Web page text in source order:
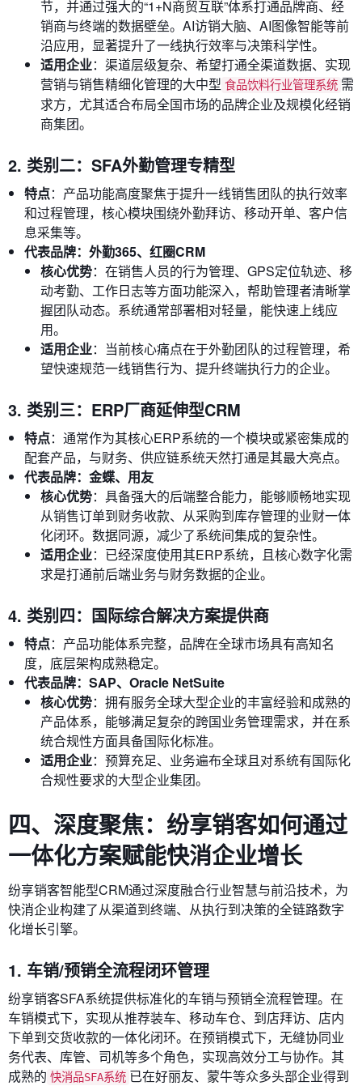
节，并通过强大的“1+N商贸互联”体系打通品牌商、经
销商与终端的数据壁垒。AI访销大脑、AI图像智能等前
沿应用，显著提升了一线执行效率与决策科学性。
适用企业：渠道层级复杂、希望打通全渠道数据、实现
营销与销售精细化管理的大中型 食品饮料行业管理系统 需
求方，尤其适合布局全国市场的品牌企业及规模化经销
商集团。
2. 类别二：SFA外勤管理专精型
特点：产品功能高度聚焦于提升一线销售团队的执行效率
和过程管理，核心模块围绕外勤拜访、移动开单、客户信
息采集等。
代表品牌：外勤365、红圈CRM
核心优势：在销售人员的行为管理、GPS定位轨迹、移
动考勤、工作日志等方面功能深入，帮助管理者清晰掌
握团队动态。系统通常部署相对轻量，能快速上线应
用。
适用企业：当前核心痛点在于外勤团队的过程管理，希
望快速规范一线销售行为、提升终端执行力的企业。
3. 类别三：ERP厂商延伸型CRM
特点：通常作为其核心ERP系统的一个模块或紧密集成的
配套产品，与财务、供应链系统天然打通是其最大亮点。
代表品牌：金蝶、用友
核心优势：具备强大的后端整合能力，能够顺畅地实现
从销售订单到财务收款、从采购到库存管理的业财一体
化闭环。数据同源，减少了系统间集成的复杂性。
适用企业：已经深度使用其ERP系统，且核心数字化需
求是打通前后端业务与财务数据的企业。
4. 类别四：国际综合解决方案提供商
特点：产品功能体系完整，品牌在全球市场具有高知名
度，底层架构成熟稳定。
代表品牌：SAP、Oracle NetSuite
核心优势：拥有服务全球大型企业的丰富经验和成熟的
产品体系，能够满足复杂的跨国业务管理需求，并在系
统合规性方面具备国际化标准。
适用企业：预算充足、业务遍布全球且对系统有国际化
合规性要求的大型企业集团。
四、深度聚焦：纷享销客如何通过
一体化方案赋能快消企业增长
纷享销客智能型CRM通过深度融合行业智慧与前沿技术，为
快消企业构建了从渠道到终端、从执行到决策的全链路数字
化增长引擎。
1. 车销/预销全流程闭环管理
纷享销客SFA系统提供标准化的车销与预销全流程管理。在
车销模式下，实现从推荐装车、移动车仓、到店拜访、店内
下单到交货收款的一体化闭环。在预销模式下，无缝协同业
务代表、库管、司机等多个角色，实现高效分工与协作。其
成熟的 快消品SFA系统 已在好丽友、蒙牛等众多头部企业得到